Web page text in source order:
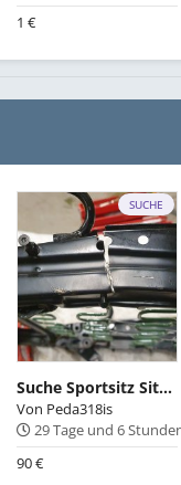
1 €
SUCHE
Suche Sportsitz Sitzgestell Fahrerseite
Von Peda318is
29 Tage und 6
90 €